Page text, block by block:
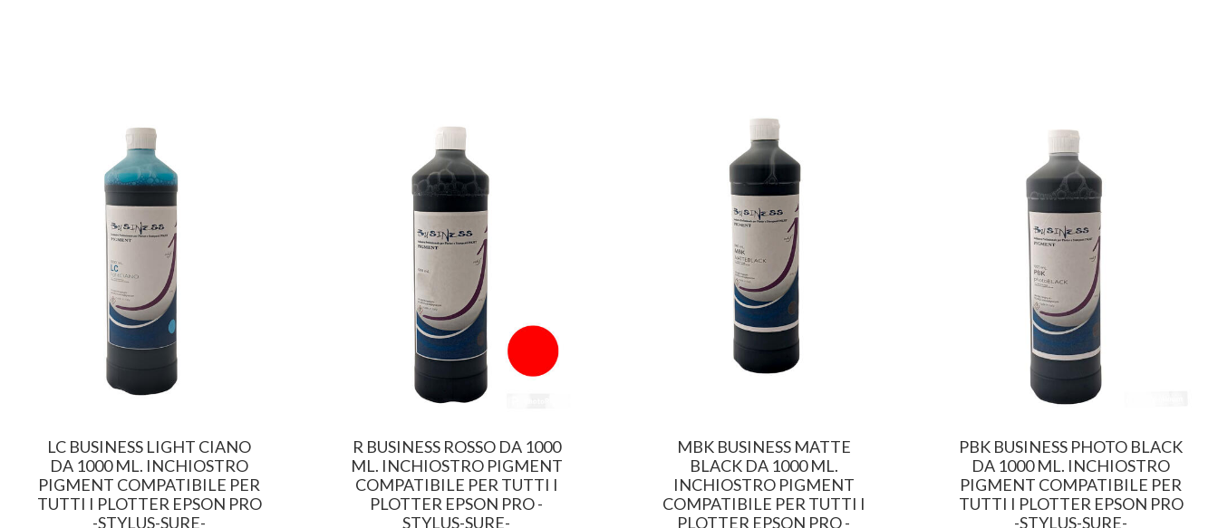
LC BUSINESS LIGHT CIANO
DA 1000 ML. INCHIOSTRO
PIGMENT COMPATIBILE PER
TUTTI I PLOTTER EPSON PRO
-STYLUS-SURE-
R BUSINESS ROSSO DA 1000
ML. INCHIOSTRO PIGMENT
COMPATIBILE PER TUTTI I
PLOTTER EPSON PRO -
STYLUS-SURE-
MBK BUSINESS MATTE
BLACK DA 1000 ML.
INCHIOSTRO PIGMENT
COMPATIBILE PER TUTTI I
PLOTTER EPSON PRO -
PBK BUSINESS PHOTO BLACK
DA 1000 ML. INCHIOSTRO
PIGMENT COMPATIBILE PER
TUTTI I PLOTTER EPSON PRO
-STYLUS-SURE-